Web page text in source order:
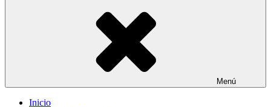
Menú
Inicio